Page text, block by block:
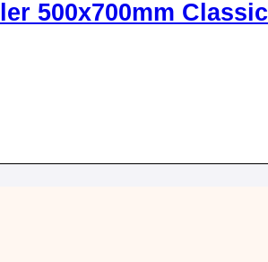
500x700mm Classic